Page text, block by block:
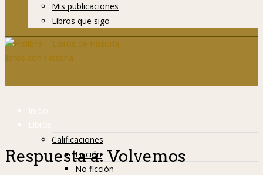
Mis publicaciones
Libros que sigo
Inicio
Libros
Calificaciones
Ficción
No ficción
Respuesta a: Volvemos